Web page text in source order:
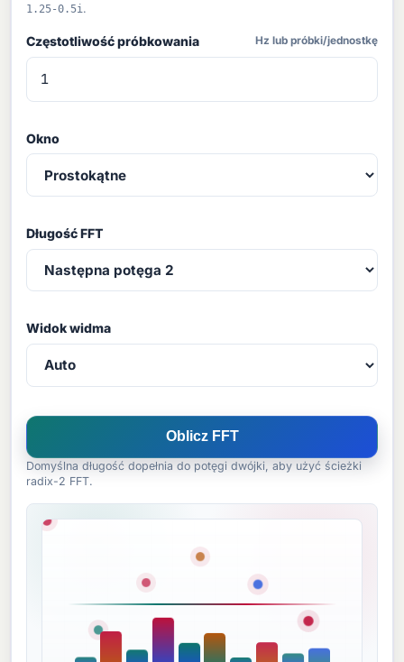
1.25-0.5i.
Częstotliwość próbkowania Hz lub próbki/jednostkę
Okno
Długość FFT
Widok widma
Oblicz FFT
Domyślna długość dopełnia do potęgi dwójki, aby użyć ścieżki
radix-2 FFT.